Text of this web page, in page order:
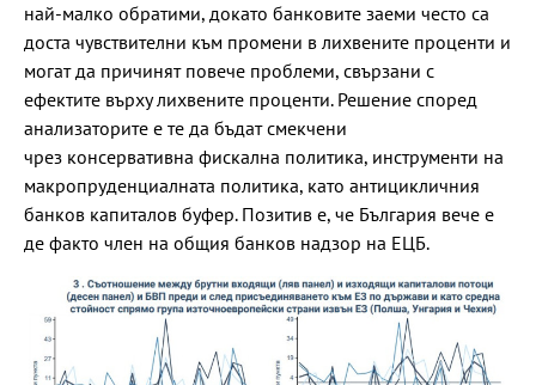
най-малко обратими, докато банковите заеми често са
доста чувствителни към промени в лихвените проценти и
могат да причинят повече проблеми, свързани с
ефектите върху лихвените проценти. Решение според
анализаторите е те да бъдат смекчени
чрез консервативна фискална политика, инструменти на
макропруденциалната политика, като антицикличния
банков капиталов буфер. Позитив е, че България вече е
де факто член на общия банков надзор на ЕЦБ.